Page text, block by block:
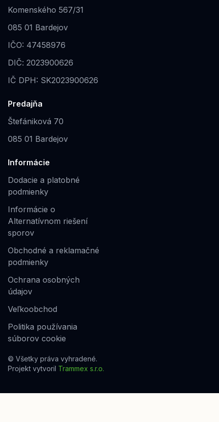
Komenského 567/31
085 01 Bardejov
IČO: 47458976
DIČ: 2023900626
IČ DPH: SK2023900626
Predajňa
Štefániková 70
085 01 Bardejov
Informácie
Dodacie a platobné
podmienky
Informácie o
Alternatívnom riešení
sporov
Obchodné a reklamačné
podmienky
Ochrana osobných
údajov
Veľkoobchod
Politika používania
súborov cookie
© Všetky práva vyhradené.
Projekt vytvoril Trammex s.r.o.